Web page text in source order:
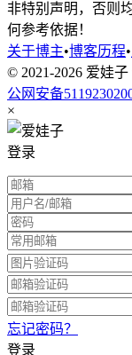
非特别声明，否则
何参考依据！
关于博主•博客历程•
© 2021-2026 爱娃子
公网安备
×
登录
忘记密码？
登录